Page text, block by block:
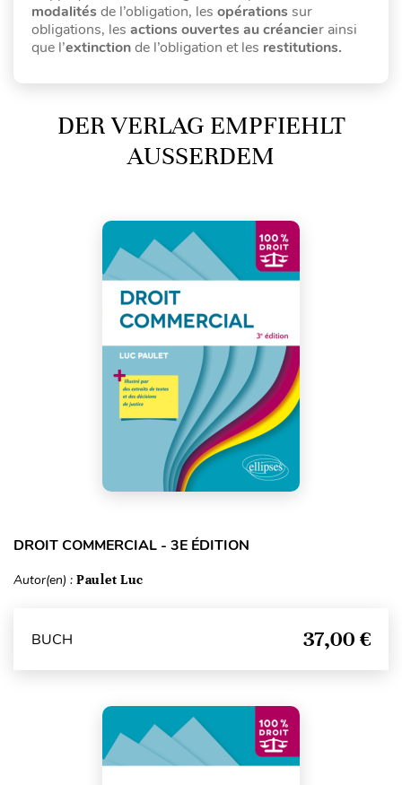
modalités de l’obligation, les opérations sur
obligations, les actions ouvertes au créancier ainsi
que l’extinctionde l’obligation et les restitutions.
DER VERLAG EMPFIEHLT
AUSSERDEM
DROIT COMMERCIAL - 3E ÉDITION
Autor(en) : Paulet Luc
BUCH 37,00 €